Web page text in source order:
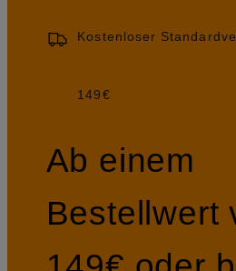
Kostenloser
149€
Ab einem
Bestellwert